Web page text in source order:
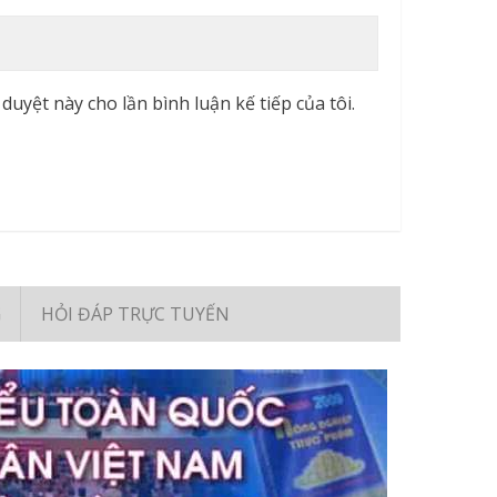
này cho lần bình luận kế tiếp của tôi.
HỎI ĐÁP TRỰC TUYẾN